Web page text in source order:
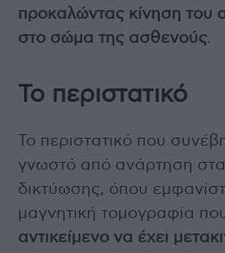
προκαλώντας κίνηση του
στο σώμα της ασθενούς.
Το περιστατικό
Το περιστατικό που
γνωστό από ανάρτηση
δικτύωσης, όπου
μαγνητική τομογραφία
αντικείμενο να έχει